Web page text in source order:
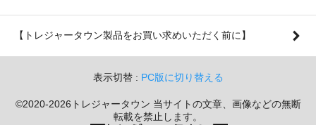
【トレジャータウン製品をお買い求めいただく前に】
表示切替 : PC版に切り替える
©2020-2026トレジャータウン 当サイトの文章、画像などの無断
転載を禁止します。